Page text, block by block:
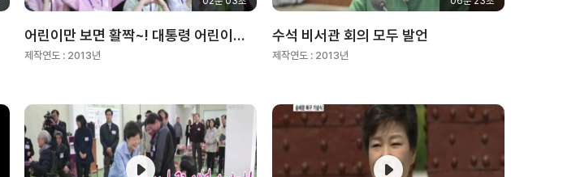
어린이만 보면 활짝~! 대통령 어린이날 행사
제작연도 : 2013년
수석 비서관 회의 모두 발언
제작연도 : 2013년